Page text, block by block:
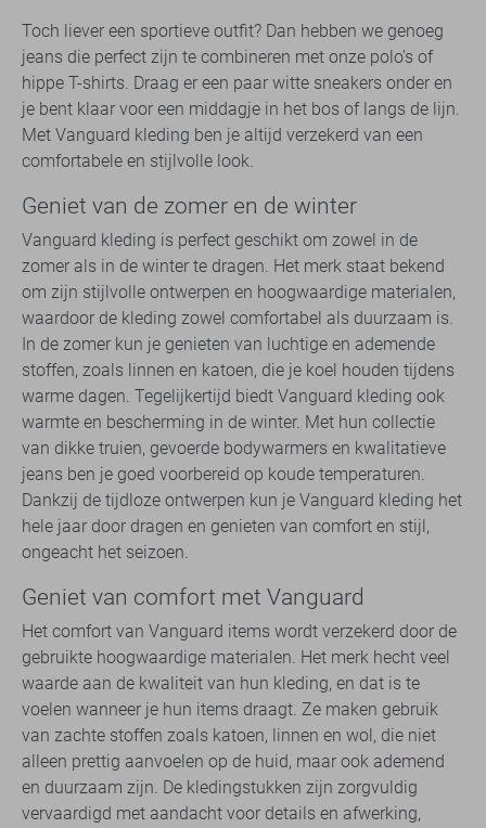
Toch liever een sportieve outfit? Dan hebben we genoeg
jeans die perfect zijn te combineren met onze polo's of
hippe T-shirts. Draag er een paar witte sneakers onder en
je bent klaar voor een middagje in het bos of langs de lijn.
Met Vanguard kleding ben je altijd verzekerd van een
comfortabele en stijlvolle look.
Geniet van de zomer en de winter
Vanguard kleding is perfect geschikt om zowel in de
zomer als in de winter te dragen. Het merk staat bekend
om zijn stijlvolle ontwerpen en hoogwaardige materialen,
waardoor de kleding zowel comfortabel als duurzaam is.
In de zomer kun je genieten van luchtige en ademende
stoffen, zoals linnen en katoen, die je koel houden tijdens
warme dagen. Tegelijkertijd biedt Vanguard kleding ook
warmte en bescherming in de winter. Met hun collectie
van dikke truien, gevoerde bodywarmers en kwalitatieve
jeans ben je goed voorbereid op koude temperaturen.
Dankzij de tijdloze ontwerpen kun je Vanguard kleding het
hele jaar door dragen en genieten van comfort en stijl,
ongeacht het seizoen.
Geniet van comfort met Vanguard
Het comfort van Vanguard items wordt verzekerd door de
gebruikte hoogwaardige materialen. Het merk hecht veel
waarde aan de kwaliteit van hun kleding, en dat is te
voelen wanneer je hun items draagt. Ze maken gebruik
van zachte stoffen zoals katoen, linnen en wol, die niet
alleen prettig aanvoelen op de huid, maar ook ademend
en duurzaam zijn. De kledingstukken zijn zorgvuldig
vervaardigd met aandacht voor details en afwerking,